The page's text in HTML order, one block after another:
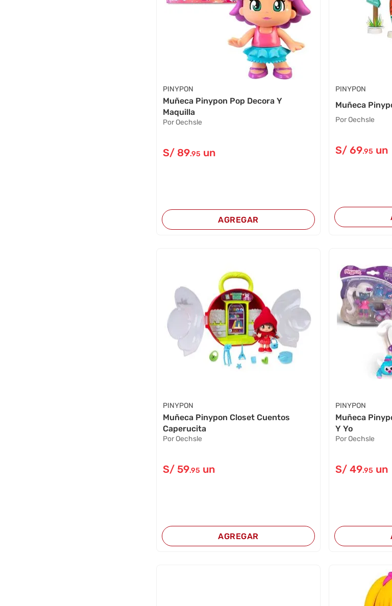
PINYPON
Muñeca Pinypon Pop Decora Y
Maquilla
Por Oechsle
S/ 89.95 un
AGREGAR
PINYPON
Muñeca
Por Oechsle
S/69.95 un
PINYPON
Muñeca Pinypon Closet Cuentos
Caperucita
Por Oechsle
S/59.95 un
AGREGAR
PINYPON
Muñeca
Y Yo
Por Oechsle
S/49.95 un